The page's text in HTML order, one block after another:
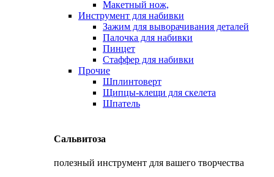
Макетный нож,
Инструмент для набивки
Зажим для выворачивания деталей
Палочка для набивки
Пинцет
Стаффер для набивки
Прочие
Шплинтоверт
Щипцы-клещи для скелета
Шпатель
Сальвитоза
полезный инструмент для вашего творчества